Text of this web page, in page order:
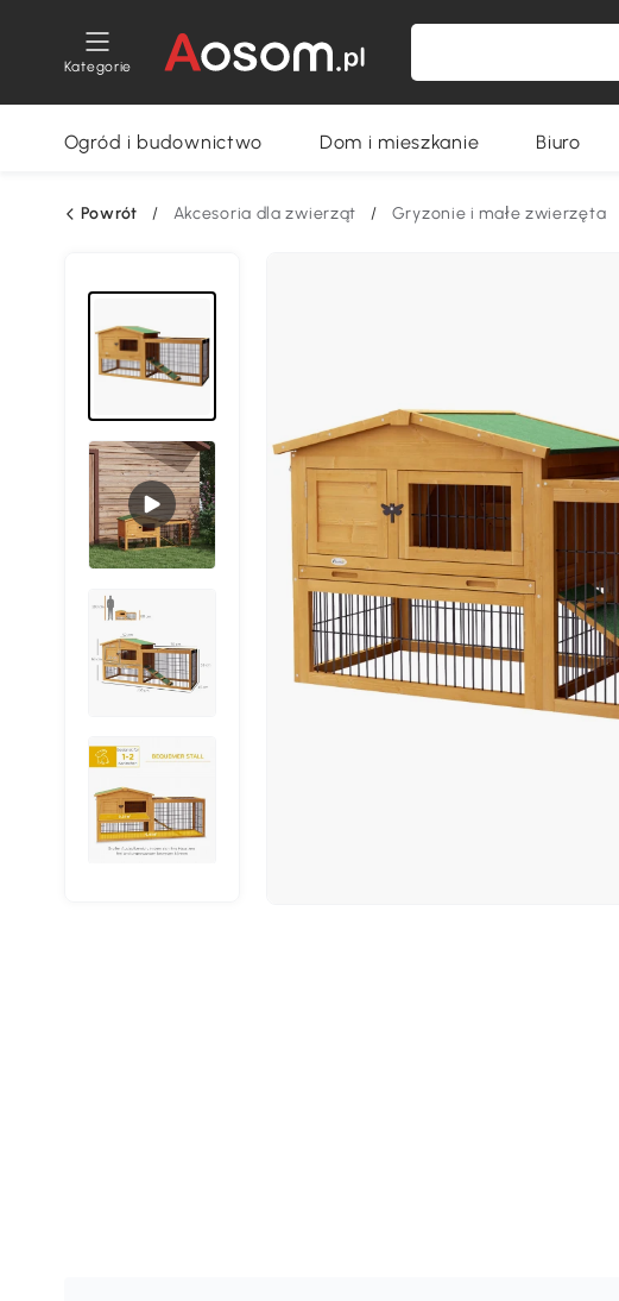
Kategorie
Ogród i budownictwo Dom i mieszkanie Biuro
Powrót / Akcesoria dla zwierząt / Gryzonie i małe zwierzęta